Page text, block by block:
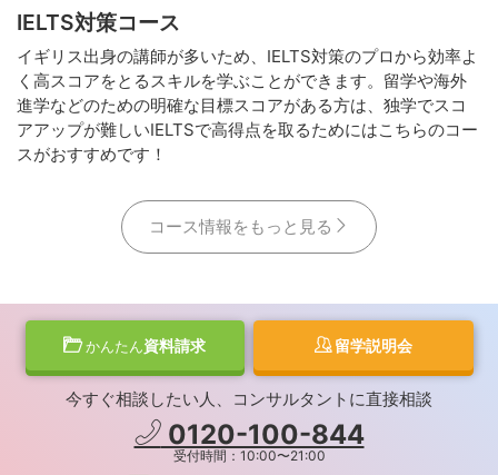
IELTS対策コース
イギリス出身の講師が多いため、IELTS対策のプロから効率よ
く高スコアをとるスキルを学ぶことができます。留学や海外
進学などのための明確な目標スコアがある方は、独学でスコ
アアップが難しいIELTSで高得点を取るためにはこちらのコー
スがおすすめです！
コース情報をもっと見る
かんたん資料請求 留学説明会
今すぐ相談したい人、コンサルタントに直接相談
0120-100-844
受付時間：10:00〜21:00